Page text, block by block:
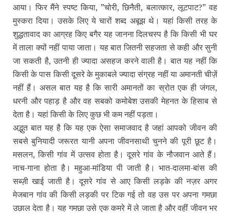
आया। फिर मैंने स्‍पष्‍ट किया, ”चोरी, छिनैती, बलात्‍कार, लूटपाट?” वह
मुस्‍करा दिया। उसके लिए ये चारों शब्‍द अबूझ थे। यहां किसी तरह के
शुद्धतावाद का आग्रह किए बगैर यह जानना दिलचस्‍प है कि किसी भी घर
में ताला क्‍यों नहीं पाया जाता। यह बात जितनी सहजता से कही और सुनी
जा सकती है, उतनी ही ज्‍यादा असहज करने वाली है। बात यह नहीं कि
किसी के पास किसी दूसरे के मुकाबले ज्‍यादा संग्रह नहीं या अमानती चीज़ें
नहीं हैं। असल बात यह है कि सारी अमानतों का स्रोत एक ही जंगल,
धरनी और पहाड़ है और वह सबको कमोबेश उसकी मेहनत के हिसाब से
देता है। यहां किसी के लिए कुछ भी कम नहीं पड़ता।
अद्भुत बात यह है कि यह एक ऐसा समाजवाद है जहां आपको जीवन की
सबसे बुनियादी जरूरत यानी अपना जीवनसाथी चुनने की पूरी छूट है।
मसलन, किसी गांव में उत्‍सव होता है। दूसरे गांव के नौजवान आते हैं।
नाच-गाना होता है। महुआ-मांडिया पी जाती है। भात-दालमा-बांस की
सब्‍ज़ी खाई जाती है। दूसरे गांव से आए किसी लड़के की नज़र अगर
मेजबान गांव की किसी लड़की पर टिक गई तो वह उस पर अपना गमछा
उछाल देता है। यह गमछा उसे एक कमरे में ले जाता है और वहीं जीवन भर